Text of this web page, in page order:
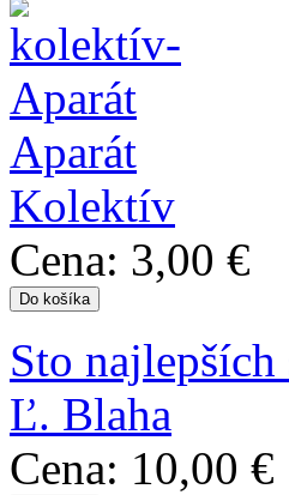
Aparát
Kolektív
Cena: 3,00 €
Sto
Ľ. Blaha
Cena: 10,00 €